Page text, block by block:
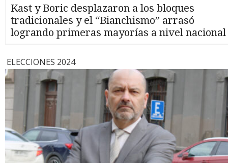
Kast y Boric desplazaron a los bloques
tradicionales y el “Bianchismo” arrasó
logrando primeras mayorías a nivel nacional
ELECCIONES 2024